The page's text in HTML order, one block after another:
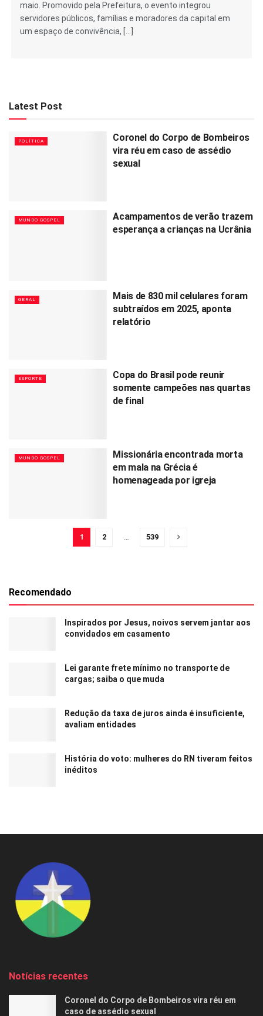
maio. Promovido pela Prefeitura, o evento integrou
servidores públicos, famílias e moradores da capital em
um espaço de convivência, […]
Latest Post
POLÍTICA
Coronel do Corpo de Bombeiros
vira réu em caso de assédio
sexual
MUNDO GOSPEL
Acampamentos de verão trazem
esperança a crianças na Ucrânia
GERAL
Mais de 830 mil celulares foram
subtraídos em 2025, aponta
relatório
ESPORTE
Copa do Brasil pode reunir
somente campeões nas quartas
de final
MUNDO GOSPEL
Missionária encontrada morta
em mala na Grécia é
homenageada por igreja
1 2 539
Recomendado
Inspirados por Jesus, noivos servem jantar aos
convidados em casamento
Lei garante frete mínimo no transporte de
cargas; saiba o que muda
Redução da taxa de juros ainda é insuficiente,
avaliam entidades
História do voto: mulheres do RN tiveram feitos
inéditos
Notícias recentes
Coronel do Corpo de Bombeiros vira réu em
caso de assédio sexual